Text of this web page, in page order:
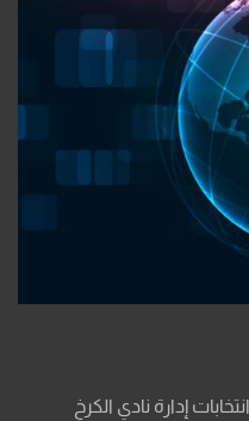
إدارة نادي الكرخ